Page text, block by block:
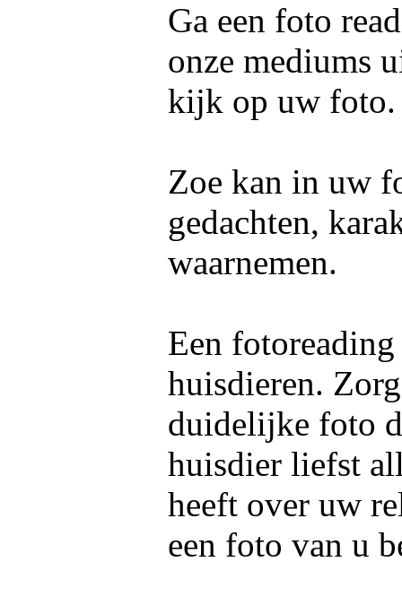
Ga een foto
onze mediums
kijk op uw foto.
Zoe kan in uw
gedachten,
waarnemen.
Een
huisdieren.
duidelijke foto
huisdier liefst
heeft over uw
een foto van u